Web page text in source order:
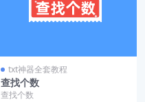
txt神器全套教程
查找个数
查找个数